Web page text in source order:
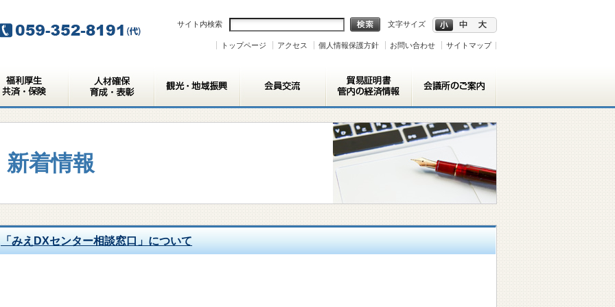
サイト内検索 文字サイズ
トップページ アクセス 個人情報保護方針 お問い合わせ サイトマップ
新着情報
「みえDXセンター相談窓口」について